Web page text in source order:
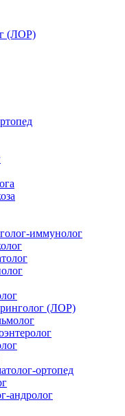
(ЛОР)
иммунолог
(ЛОР)
ортопед
андролог